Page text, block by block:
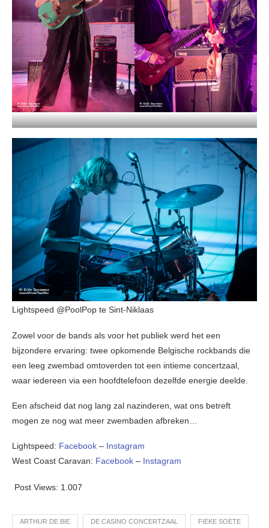
Lightspeed @PoolPop te Sint-Niklaas
Zowel voor de bands als voor het publiek werd het een
bijzondere ervaring: twee opkomende Belgische rockbands die
een leeg zwembad omtoverden tot een intieme concertzaal,
waar iedereen via een hoofdtelefoon dezelfde energie deelde.
Een afscheid dat nog lang zal nazinderen, wat ons betreft
mogen ze nog wat meer zwembaden afbreken…
Lightspeed: Facebook – Instagram
West Coast Caravan: Facebook – Instagram
Post Views: 1.007
ARTHUR DE BIE DE CASINO CONCERTZAAL FIEKE SOETE